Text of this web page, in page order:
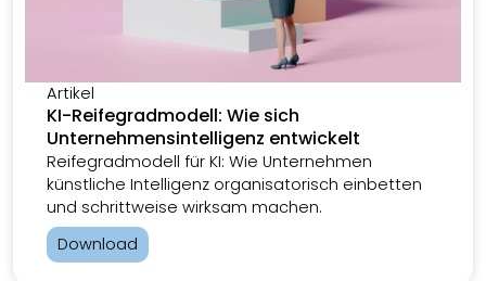
Artikel
KI-Reifegradmodell: Wie sich
Unternehmensintelligenz entwickelt
Reifegradmodell für KI: Wie Unternehmen
künstliche Intelligenz organisatorisch einbetten
und schrittweise wirksam machen.
Download